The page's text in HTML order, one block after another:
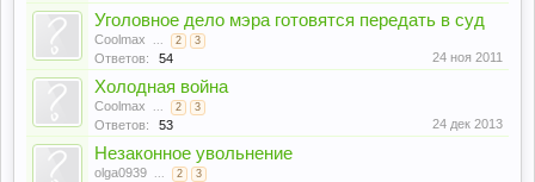
Уголовное дело мэра готовятся передать в суд
Coolmax ... 2 3
Ответов: 54 24 ноя 2011
Холодная война
Coolmax ... 2 3
Ответов: 53 24 дек 2013
Незаконное увольнение
olga0939 ... 2 3